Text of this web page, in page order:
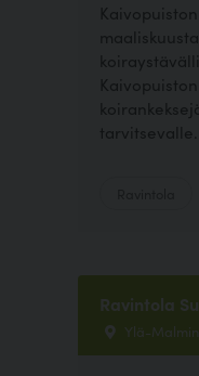
tarvitsevalle...
Ravintola
Ylä-